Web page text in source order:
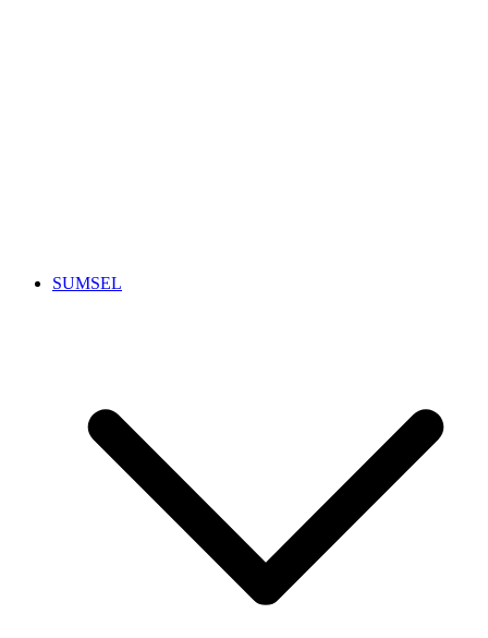
SUMSEL